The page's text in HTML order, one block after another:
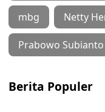
mbg Netty
Prabowo Subianto
Berita Populer